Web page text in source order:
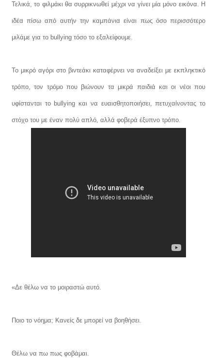
Τελικά, το φιλμάκι θα συρρικνωθεί μέχρι να γίνει μία μόνο εικόνα. Η
ιδέα πίσω από αυτήν την καμπάνια είναι πως όσο περισσότερο
μιλάμε για το bullying τόσο το εξαλείφουμε.
Το μικρό αγόρι στο βιντεάκι καταφέρνει να αναδείξει με εκπληκτικό
τρόπο, τον τρόμο που βιώνουν τα μικρά παιδιά και οι νέοι που
υφίστανται το bullying και να ευαισθητοποιήσει, πετυχαίνοντας το
στόχο του με έναν πολύ απλό, αλλά φοβερά έξυπνο τρόπο.
«Δε θέλω να το μοιραστώ αυτό.
Ποιο το νόημα; Κανείς δε μπορεί να βοηθήσει.
Θέλω να πω πως φοβάμαι.